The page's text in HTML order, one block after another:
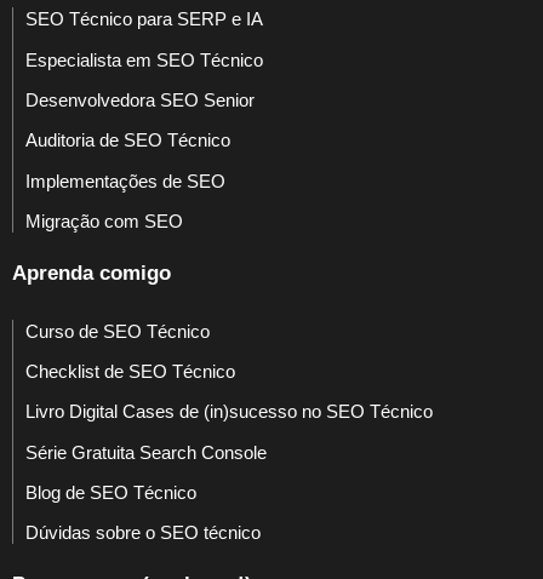
SEO Técnico para SERP e IA
Especialista em SEO Técnico
Desenvolvedora SEO Senior
Auditoria de SEO Técnico
Implementações de SEO
Migração com SEO
Aprenda comigo
Curso de SEO Técnico
Checklist de SEO Técnico
Livro Digital Cases de (in)sucesso no SEO Técnico
Série Gratuita Search Console
Blog de SEO Técnico
Dúvidas sobre o SEO técnico